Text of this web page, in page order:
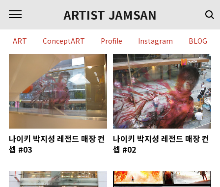
ARTIST JAMSAN
ART ConceptART Profile Instagram BLOG
나이키 박지성 레전드 매장 컨
셉 #03
나이키 박지성 레전드 매장 컨
셉 #02